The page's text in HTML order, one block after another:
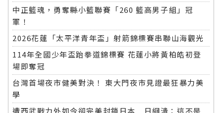
中正籃魂，勇奪縣小籃聯賽「260 籃高男子組」冠
軍！
2026花蓮「太平洋青年盃」射箭錦標賽串聯山海觀光
114年全國少年盃跆拳道錦標賽 花蓮小將黃柏皓初登
場即奪冠
台灣首場夜市健美對決！ 東大門夜市見證最狂暴力美
學